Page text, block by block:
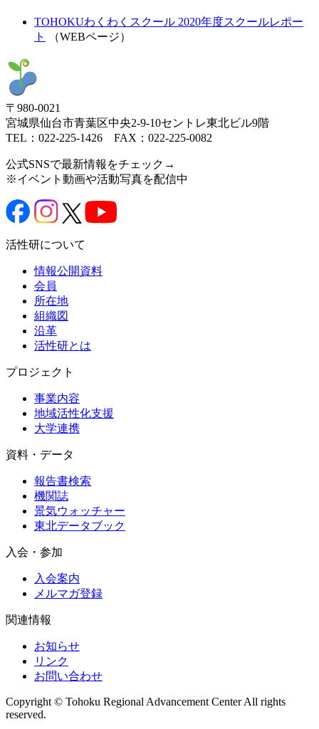
TOHOKUわくわくスクール 2020年度スクールレポー
ト
（WEBページ）
〒980-0021
宮城県仙台市青葉区中央2-9-10セントレ東北ビル9階
TEL：022-225-1426 FAX：022-225-0082
公式SNSで最新情報をチェック→
※イベント動画や活動写真を配信中
活性研について
情報公開資料
会員
所在地
組織図
沿革
活性研とは
プロジェクト
事業内容
地域活性化支援
大学連携
資料・データ
報告書検索
機関誌
景気ウォッチャー
東北データブック
入会・参加
入会案内
メルマガ登録
関連情報
お知らせ
リンク
お問い合わせ
Copyright © Tohoku Regional Advancement Center All rights
reserved.